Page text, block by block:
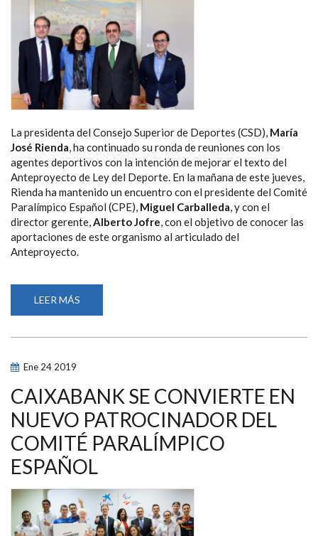
La presidenta del Consejo Superior de Deportes (CSD), María
José Rienda, ha continuado su ronda de reuniones con los
agentes deportivos con la intención de mejorar el texto del
Anteproyecto de Ley del Deporte. En la mañana de este jueves,
Rienda ha mantenido un encuentro con el presidente del Comité
Paralímpico Español (CPE), Miguel Carballeda, y con el
director gerente,Alberto Jofre, con el objetivo de conocer las
aportaciones de este organismo al articulado del
Anteproyecto.
LEER MÁS
CSD
COMITÉ
PARALÍMPICO
PARA
VALORAR
LOS
AVANCES
INCLUIDOS
EN
EL
DE
LA
LEY
DEL
DEPORTE
Ene 24 2019
CAIXABANK SE CONVIERTE EN
NUEVO PATROCINADOR DEL
COMITÉ PARALÍMPICO
ESPAÑOL